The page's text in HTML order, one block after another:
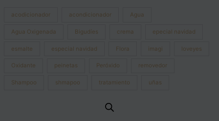
acodicionador acondicionador Agua
Agua Oxigenada Bigudíes crema epecial navidad
esmalte especial navidad Flora imagi loveyes
Oxidante peinetas Peróxido removedor
Shampoo shmapoo tratamiento uñas